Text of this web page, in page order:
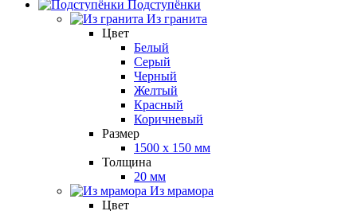
Подступёнки
Из гранита
Цвет
Белый
Серый
Черный
Желтый
Красный
Коричневый
Размер
1500 x 150 мм
Толщина
20 мм
Из мрамора
Цвет